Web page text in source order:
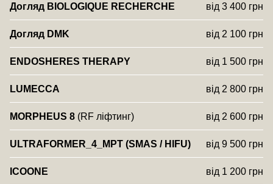
Догляд BIOLOGIQUE RECHERCHE від 3 400 грн
Догляд DMK від 2 100 грн
ENDOSHERES THERAPY від 1 500 грн
LUMECCA від 2 800 грн
MORPHEUS 8 (RF ліфтинг) від 2 600 грн
ULTRAFORMER_4_MPT (SMAS / HIFU) від 9 500 грн
ICOONE від 1 200 грн